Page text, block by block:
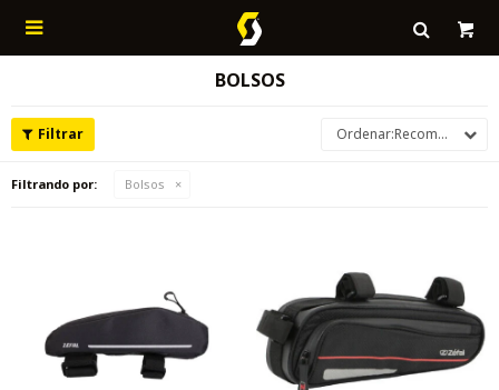

BOLSOS
Recomendados
Filtrando por: Bolsos